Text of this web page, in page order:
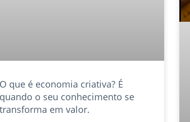
O que é economia criativa? É
quando o seu conhecimento se
transforma em valor.